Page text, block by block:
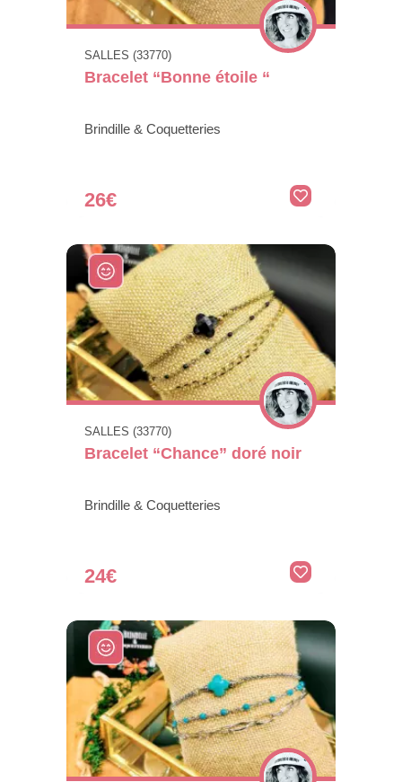
SALLES (33770)
Bracelet “Bonne étoile “
Brindille & Coquetteries
26€
SALLES (33770)
Bracelet “Chance” doré noir
Brindille & Coquetteries
24€